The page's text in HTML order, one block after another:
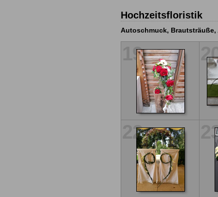
Hochzeitsfloristik
Autoschmuck,
19
22